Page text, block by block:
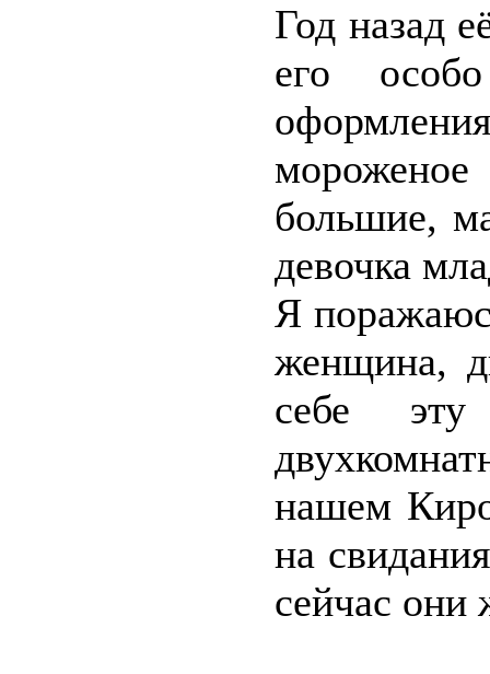
Год назад
его
большие,
девочка
Я
женщина,
себе
нашем
на
сейчас они